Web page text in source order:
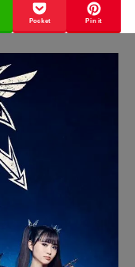
Pocket Pin it